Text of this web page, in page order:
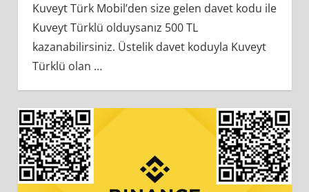
Kuveyt Türk Mobil’den size gelen davet kodu ile
Kuveyt Türklü olduysanız 500 TL
kazanabilirsiniz. Üstelik davet koduyla Kuveyt
Türklü olan …